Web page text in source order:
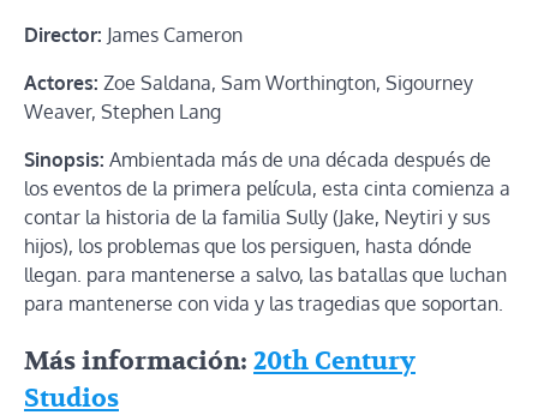
Director: James Cameron
Actores: Zoe Saldana, Sam Worthington, Sigourney
Weaver, Stephen Lang
Sinopsis: Ambientada más de una década después de
los eventos de la primera película, esta cinta comienza a
contar la historia de la familia Sully (Jake, Neytiri y sus
hijos), los problemas que los persiguen, hasta dónde
llegan. para mantenerse a salvo, las batallas que luchan
para mantenerse con vida y las tragedias que soportan.
Más información: 20th Century
Studios